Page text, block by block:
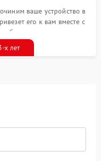
ваше устройство в
его к вам вместе с
бесплатно
х лет